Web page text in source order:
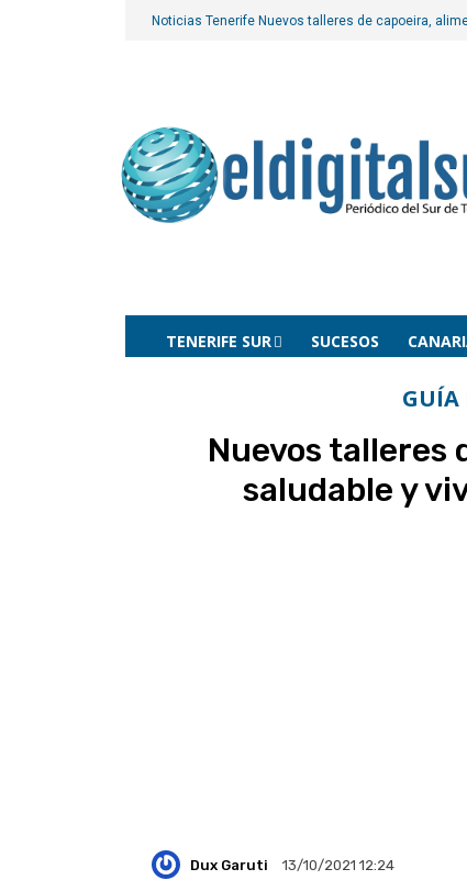
Noticias Tenerife Nuevos talleres de capoeira,
TENERIFE SUR SUCESOS
GUÍA
Nuevos talleres
saludable y
Dux Garuti
13/10/2021 12:24